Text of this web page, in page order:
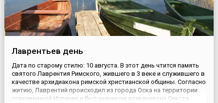
Лаврентьев день
Дата по старому стилю: 10 августа. В этот день чтится память
святого Лаврентия Римского, жившего в 3 веке и служившего в
качестве архидиакона римской христианской общины. Согласно
житию, Лаврентий происходил из города Оска на территории
современной Испании и был учеником архидиакона Сикста.